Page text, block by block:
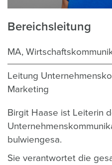
Bereichsleitung
MA,
Leitung
Marketing
Birgit Haase ist Leiterin
bulwiengesa.
Sie verantwortet die